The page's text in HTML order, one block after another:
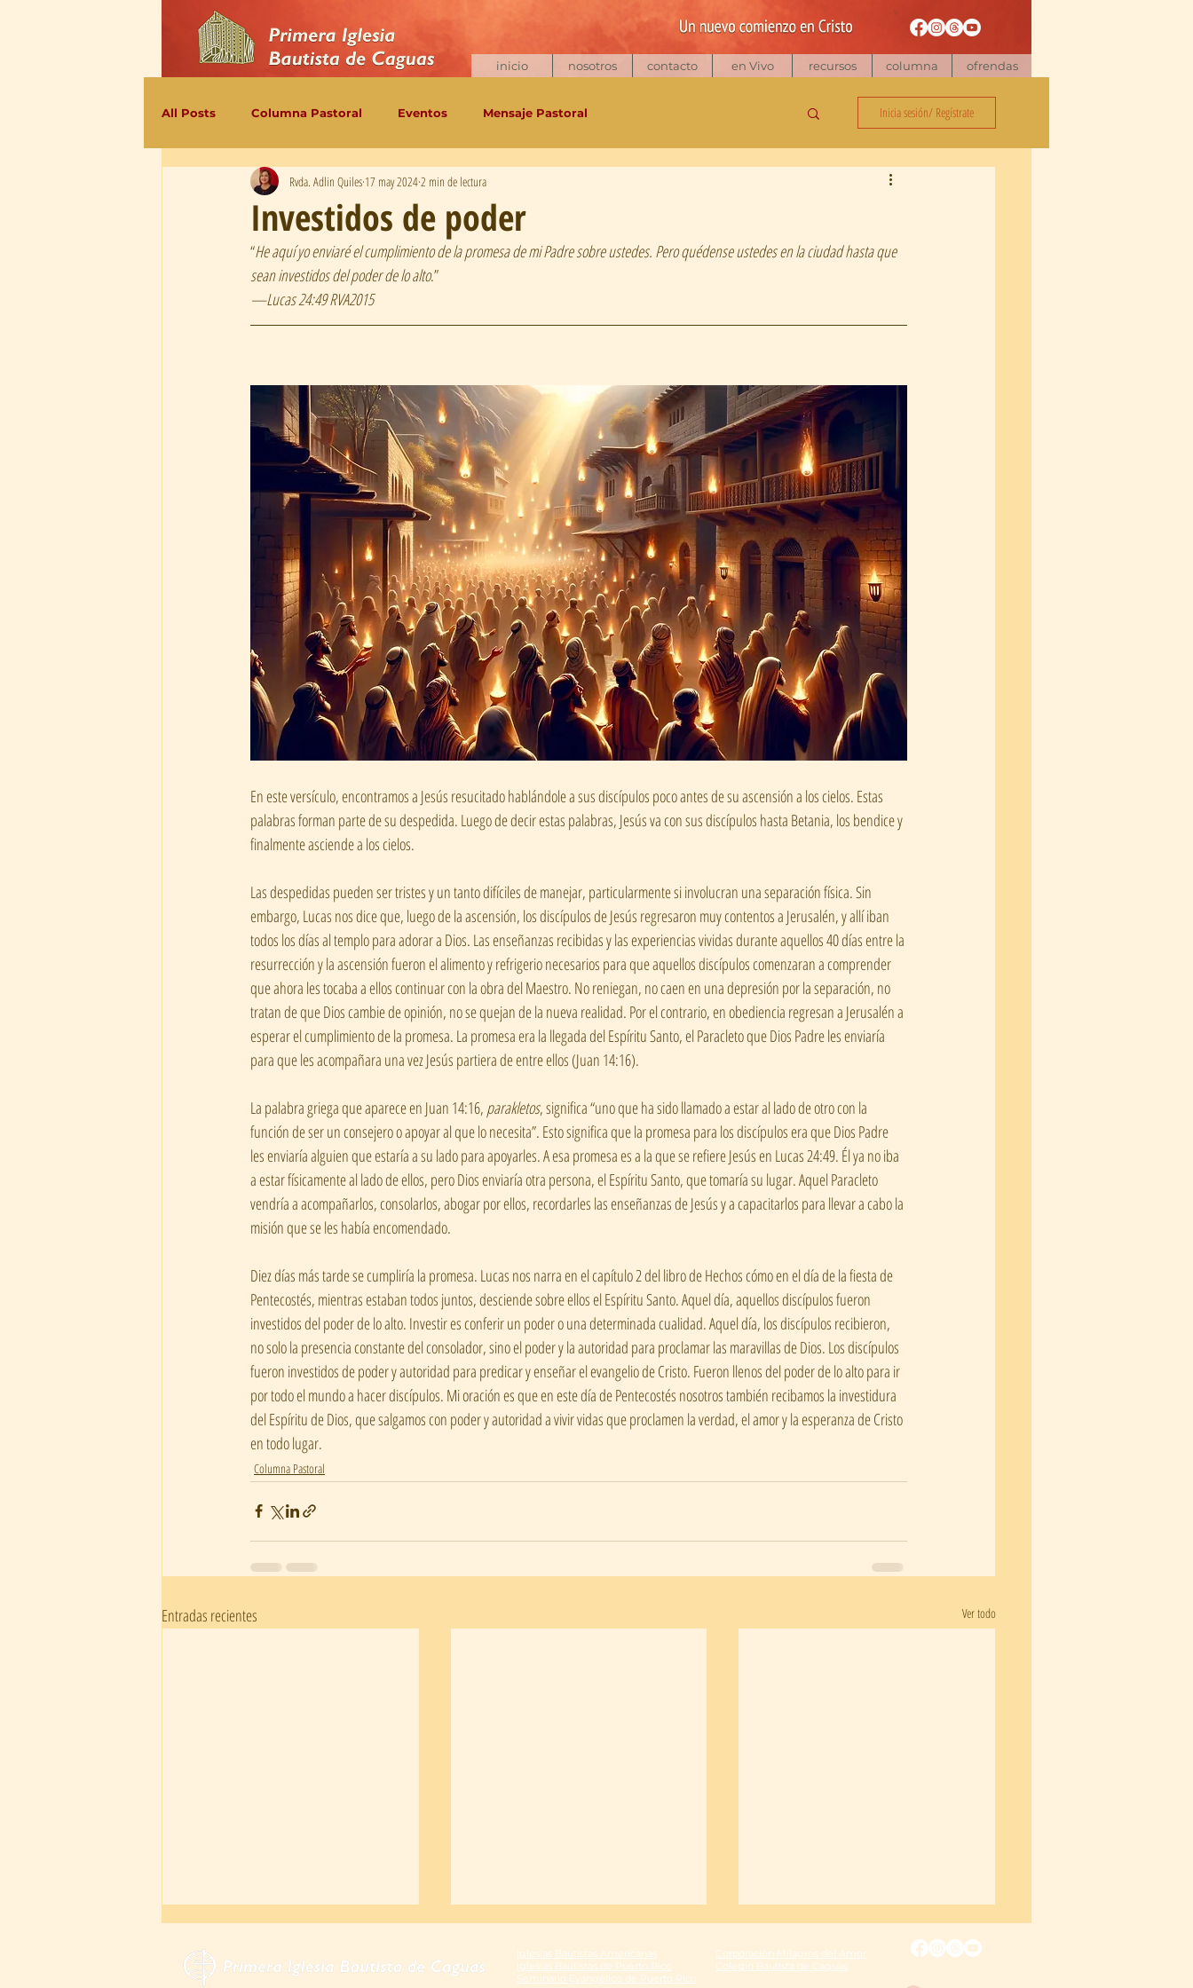
inicio nosotros contacto en Vivo recursos columna ofrendas
All Posts Columna Pastoral Eventos Mensaje Pastoral Inicia sesión/ Regístrate
Investidos de poder
Rvda. Adlin Quiles 17 may 20242 min de lectura
“He aquí yo enviaré el cumplimiento de la promesa de mi Padre sobre ustedes. Pero quédense ustedes en la ciudad hasta que
sean investidos del poder de lo alto.”
—Lucas 24:49 RVA2015
En este versículo, encontramos a Jesús resucitado hablándole a sus discípulos poco antes de su ascensión a los cielos. Estas
palabras forman parte de su despedida. Luego de decir estas palabras, Jesús va con sus discípulos hasta Betania, los bendice y
finalmente asciende a los cielos.
Las despedidas pueden ser tristes y un tanto difíciles de manejar, particularmente si involucran una separación física. Sin
embargo, Lucas nos dice que, luego de la ascensión, los discípulos de Jesús regresaron muy contentos a Jerusalén, y allí iban
todos los días al templo para adorar a Dios. Las enseñanzas recibidas y las experiencias vividas durante aquellos 40 días entre la
resurrección y la ascensión fueron el alimento y refrigerio necesarios para que aquellos discípulos comenzaran a comprender
que ahora les tocaba a ellos continuar con la obra del Maestro. No reniegan, no caen en una depresión por la separación, no
tratan de que Dios cambie de opinión, no se quejan de la nueva realidad. Por el contrario, en obediencia regresan a Jerusalén a
esperar el cumplimiento de la promesa. La promesa era la llegada del Espíritu Santo, el Paracleto que Dios Padre les enviaría
para que les acompañara una vez Jesús partiera de entre ellos (Juan 14:16).
La palabra griega que aparece en Juan 14:16, parakletos, significa “uno que ha sido llamado a estar al lado de otro con la
función de ser un consejero o apoyar al que lo necesita”. Esto significa que la promesa para los discípulos era que Dios Padre
les enviaría alguien que estaría a su lado para apoyarles. A esa promesa es a la que se refiere Jesús en Lucas 24:49. Él ya no iba
a estar físicamente al lado de ellos, pero Dios enviaría otra persona, el Espíritu Santo, que tomaría su lugar. Aquel Paracleto
vendría a acompañarlos, consolarlos, abogar por ellos, recordarles las enseñanzas de Jesús y a capacitarlos para llevar a cabo la
misión que se les había encomendado.
Diez días más tarde se cumpliría la promesa. Lucas nos narra en el capítulo 2 del libro de Hechos cómo en el día de la fiesta de
Pentecostés, mientras estaban todos juntos, desciende sobre ellos el Espíritu Santo. Aquel día, aquellos discípulos fueron
investidos del poder de lo alto. Investir es conferir un poder o una determinada cualidad. Aquel día, los discípulos recibieron,
no solo la presencia constante del consolador, sino el poder y la autoridad para proclamar las maravillas de Dios. Los discípulos
fueron investidos de poder y autoridad para predicar y enseñar el evangelio de Cristo. Fueron llenos del poder de lo alto para ir
por todo el mundo a hacer discípulos. Mi oración es que en este día de Pentecostés nosotros también recibamos la investidura
del Espíritu de Dios, que salgamos con poder y autoridad a vivir vidas que proclamen la verdad, el amor y la esperanza de Cristo
en todo lugar.
Columna Pastoral
Entradas recientes Ver todo
Iglesias Bautistas Americanas
Iglesias Bautistas de Puerto Rico
Seminario Evangélico de Puerto Rico
Corporación Milagros del Amor
Colegio Bautista de Caguas